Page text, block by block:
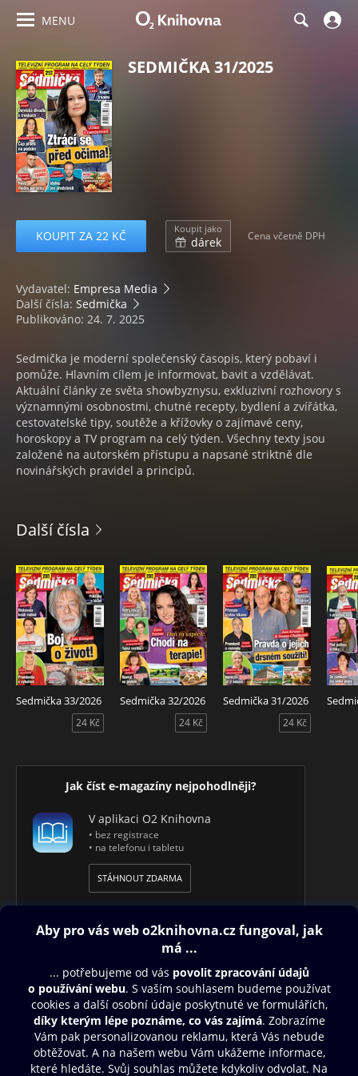
MENU
SEDMIČKA 31/2025
KOUPIT ZA 22 KČ Koupit jako
dárek Cena včetně DPH
Vydavatel: Empresa Media
Další čísla: Sedmička
Publikováno: 24. 7. 2025
Sedmička je moderní společenský časopis, který pobaví i
pomůže. Hlavním cílem je informovat, bavit a vzdělávat.
Aktuální články ze světa showbyznysu, exkluzivní rozhovory s
významnými osobnostmi, chutné recepty, bydlení a zvířátka,
cestovatelské tipy, soutěže a křížovky o zajímavé ceny,
horoskopy a TV program na celý týden. Všechny texty jsou
založené na autorském přístupu a napsané striktně dle
novinářských pravidel a principů.
Další čísla
Sedmička 33/2026
24 Kč
Sedmička 32/2026
24 Kč
Sedmička 31/2026
24 Kč
Jak číst e-magazíny nejpohodlněji?
V aplikaci O2 Knihovna
• bez registrace
• na telefonu i tabletu
STÁHNOUT ZDARMA
Obsah ke stažení
Moje O2 Knihovna
Další zábava